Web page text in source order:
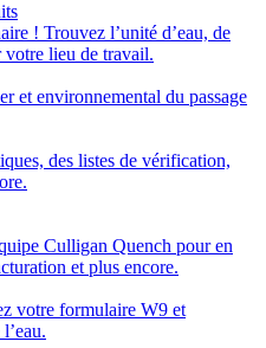
! Trouvez l’unité d’eau, de
votre lieu de travail.
et environnemental du passage
des listes de vérification,
Culligan Quench pour en
et plus encore.
votre formulaire W9 et